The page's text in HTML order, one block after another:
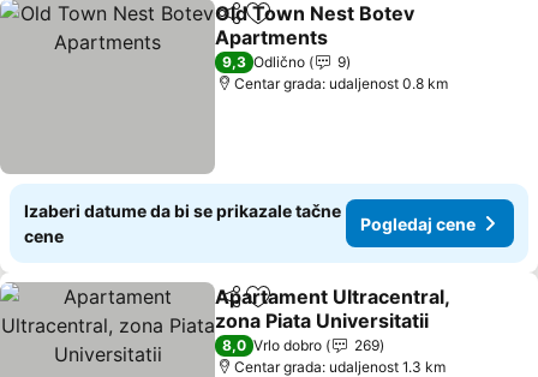
Deli Dodati u favorite
Old Town Nest Botev
Apartments
Pogledaj cene
9,3 Odlično
9
Centar grada: udaljenost 0.8 km
Izaberi datume da bi se prikazale tačne
cene
Pogledaj cene
Deli Dodati u favorite
Apartament Ultracentral,
zona Piata Universitatii
Pogledaj cene
8,0 Vrlo dobro
269
Centar grada: udaljenost 1.3 km